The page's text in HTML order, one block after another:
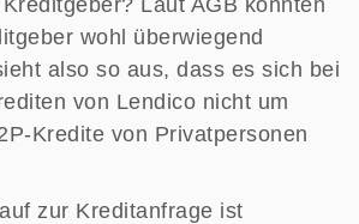
Laut AGB konnten
wohl überwiegend
also so aus, dass es sich bei
von Lendico nicht um
Kredite von Privatpersonen
zur Kreditanfrage ist